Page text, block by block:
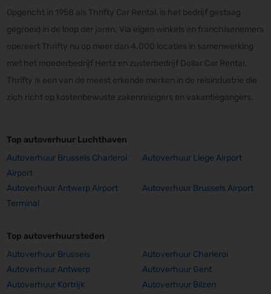
Opgericht in 1958 als Thrifty Car Rental, is het bedrijf gestaag
gegroeid in de loop der jaren. Via eigen winkels en franchisenemers
opereert Thrifty nu op meer dan 4.000 locaties in samenwerking
met het moederbedrijf Hertz en zusterbedrijf Dollar Car Rental.
Thrifty is een van de meest erkende merken in de reisindustrie die
zich richt op kostenbewuste zakenreizigers en vakantiegangers.
Top autoverhuur Luchthaven
Autoverhuur Brussels Charleroi
Airport
Autoverhuur Liege Airport
Autoverhuur Antwerp Airport
Terminal
Autoverhuur Brussels Airport
Top autoverhuursteden
Autoverhuur Brussels
Autoverhuur Charleroi
Autoverhuur Antwerp
Autoverhuur Gent
Autoverhuur Kortrijk
Autoverhuur Bilzen